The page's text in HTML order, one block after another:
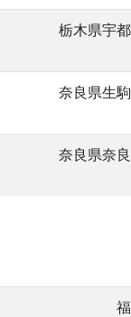
栃木県宇
奈良県生
奈良県奈